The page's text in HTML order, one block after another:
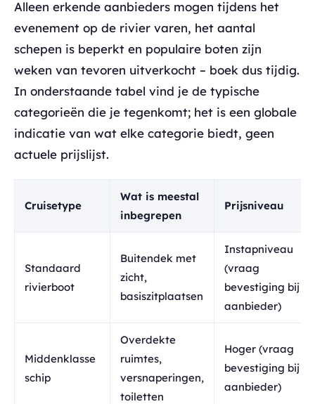
Alleen erkende aanbieders mogen tijdens het
evenement op de rivier varen, het aantal
schepen is beperkt en populaire boten zijn
weken van tevoren uitverkocht – boek dus tijdig.
In onderstaande tabel vind je de typische
categorieën die je tegenkomt; het is een globale
indicatie van wat elke categorie biedt, geen
actuele prijslijst.
Cruisetype
Wat is meestal
inbegrepen
Prijsniveau
Standaard
rivierboot
Buitendek met
zicht,
basiszitplaatsen
Instapniveau
(vraag
bevestiging bij
aanbieder)
Middenklasse
schip
Overdekte
ruimtes,
versnaperingen,
toiletten
Hoger (vraag
bevestiging bij
aanbieder)